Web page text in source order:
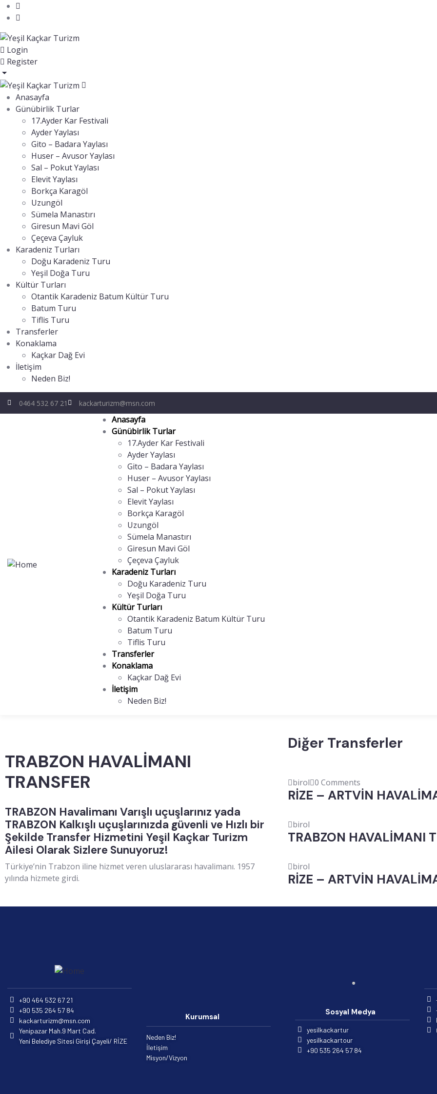
Login
Register
Anasayfa
Günübirlik Turlar
17.Ayder Kar Festivali
Ayder Yaylası
Gito – Badara Yaylası
Huser – Avusor Yaylası
Sal – Pokut Yaylası
Elevit Yaylası
Borkça Karagöl
Uzungöl
Sümela Manastırı
Giresun Mavi Göl
Çeçeva Çayluk
Karadeniz Turları
Doğu Karadeniz Turu
Yeşil Doğa Turu
Kültür Turları
Otantik Karadeniz Batum Kültür Turu
Batum Turu
Tiflis Turu
Transferler
Konaklama
Kaçkar Dağ Evi
İletişim
Neden Biz!
0464 532 67 21 kackarturizm@msn.com
Anasayfa
Günübirlik Turlar
17.Ayder Kar Festivali
Ayder Yaylası
Gito – Badara Yaylası
Huser – Avusor Yaylası
Sal – Pokut Yaylası
Elevit Yaylası
Borkça Karagöl
Uzungöl
Sümela Manastırı
Giresun Mavi Göl
Çeçeva Çayluk
Karadeniz Turları
Doğu Karadeniz Turu
Yeşil Doğa Turu
Kültür Turları
Otantik Karadeniz Batum Kültür Turu
Batum Turu
Tiflis Turu
Transferler
Konaklama
Kaçkar Dağ Evi
İletişim
Neden Biz!
TRABZON HAVALİMANI
TRANSFER
TRABZON Havalimanı Varışlı uçuşlarınız yada
TRABZON Kalkışlı uçuşlarınızda güvenli ve Hızlı bir
Şekilde Transfer Hizmetini Yeşil Kaçkar Turizm
Ailesi Olarak Sizlere Sunuyoruz!
Türkiye’nin Trabzon iline hizmet veren uluslararası havalimanı. 1957
yılında hizmete girdi.
Diğer Transferler
birol 0 Comments
RİZE – ARTVİN
birol
TRABZON HAVALİMANI
birol
RİZE – ARTVİN
+90 464 532 67 21
+90 535 264 57 84
kackarturizm@msn.com
Yenipazar Mah.9 Mart Cad.
Yeni Belediye Sitesi Girişi Çayeli/ RİZE
Kurumsal
Neden Biz!
İletişim
Misyon/Vizyon
Sosyal Medya
yesilkackartur
yesilkackartour
+90 535 264 57 84